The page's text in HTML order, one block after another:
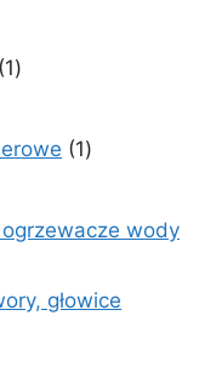
11
11
wody
głowice